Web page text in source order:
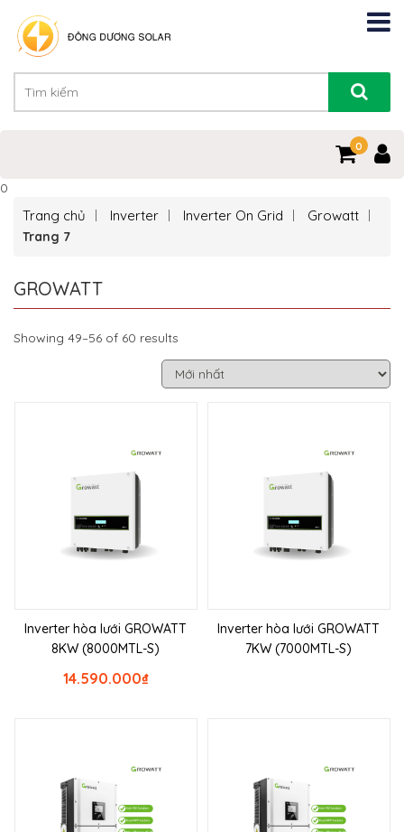
0
0
Trang chủ Inverter Inverter On Grid Growatt
Trang 7
GROWATT
Showing 49–56 of 60 results
Inverter hòa lưới GROWATT
8KW (8000MTL-S)
₫
14.590.000
Inverter hòa lưới GROWATT
7KW (7000MTL-S)